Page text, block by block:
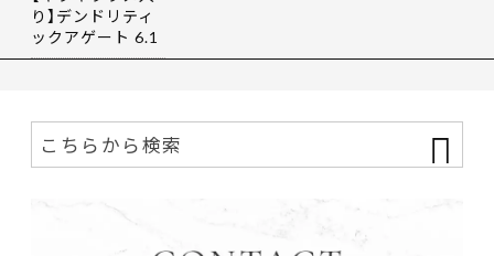
り】デンドリティ
ックアゲート 6.1
9ct